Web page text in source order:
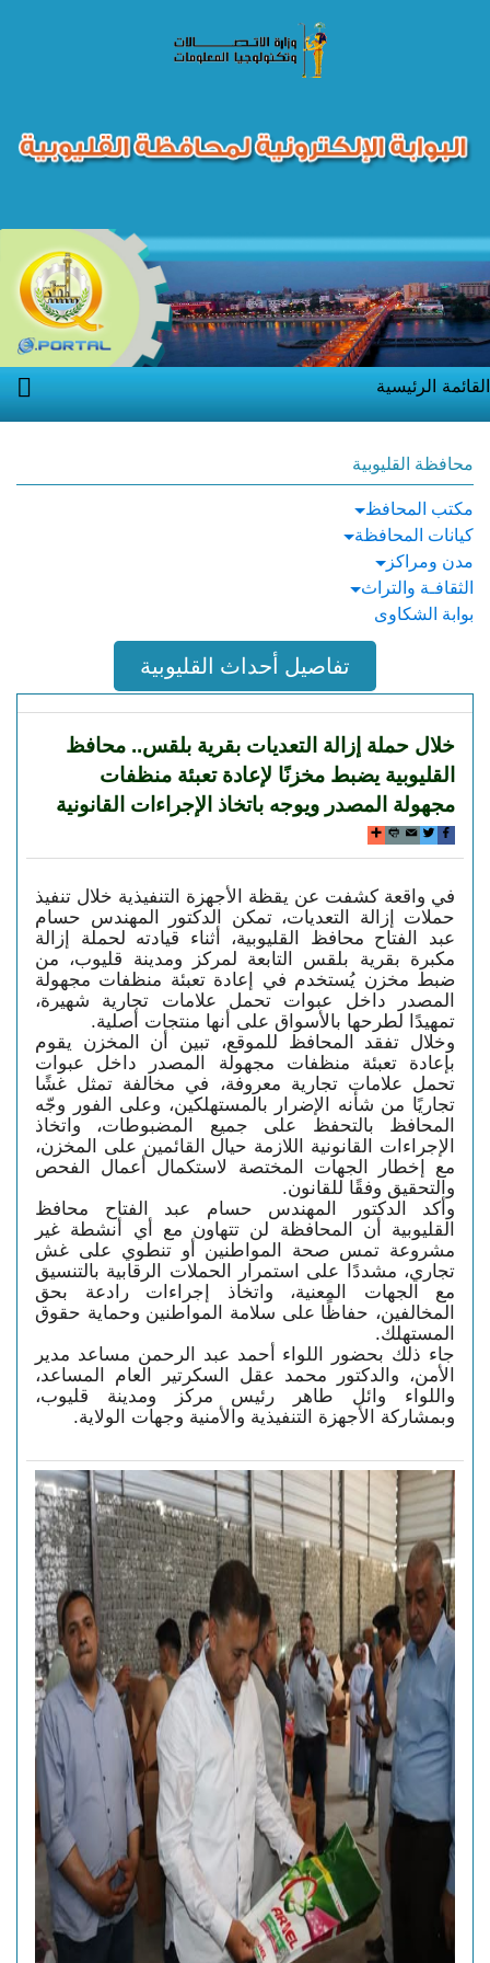
القائمة الرئيسية
محافظة القليوبية
مكتب المحافظ
كيانات المحافظة
مدن ومراكز
الثقافـة والتراث
بوابة الشكاوى
تفاصيل أحداث القليوبية
خلال حملة إزالة التعديات بقرية بلقس.. محافظ
القليوبية يضبط مخزنًا لإعادة تعبئة منظفات
مجهولة المصدر ويوجه باتخاذ الإجراءات القانونية
في واقعة كشفت عن يقظة الأجهزة التنفيذية خلال تنفيذ
حملات إزالة التعديات، تمكن الدكتور المهندس حسام
عبد الفتاح محافظ القليوبية، أثناء قيادته لحملة إزالة
مكبرة بقرية بلقس التابعة لمركز ومدينة قليوب، من
ضبط مخزن يُستخدم في إعادة تعبئة منظفات مجهولة
المصدر داخل عبوات تحمل علامات تجارية شهيرة،
تمهيدًا لطرحها بالأسواق على أنها منتجات أصلية.
وخلال تفقد المحافظ للموقع، تبين أن المخزن يقوم
بإعادة تعبئة منظفات مجهولة المصدر داخل عبوات
تحمل علامات تجارية معروفة، في مخالفة تمثل غشًا
تجاريًا من شأنه الإضرار بالمستهلكين، وعلى الفور وجّه
المحافظ بالتحفظ على جميع المضبوطات، واتخاذ
الإجراءات القانونية اللازمة حيال القائمين على المخزن،
مع إخطار الجهات المختصة لاستكمال أعمال الفحص
والتحقيق وفقًا للقانون.
وأكد الدكتور المهندس حسام عبد الفتاح محافظ
القليوبية أن المحافظة لن تتهاون مع أي أنشطة غير
مشروعة تمس صحة المواطنين أو تنطوي على غش
تجاري، مشددًا على استمرار الحملات الرقابية بالتنسيق
مع الجهات المعنية، واتخاذ إجراءات رادعة بحق
المخالفين، حفاظًا على سلامة المواطنين وحماية حقوق
المستهلك.
جاء ذلك بحضور اللواء أحمد عبد الرحمن مساعد مدير
الأمن، والدكتور محمد عقل السكرتير العام المساعد،
واللواء وائل طاهر رئيس مركز ومدينة قليوب،
وبمشاركة الأجهزة التنفيذية والأمنية وجهات الولاية.